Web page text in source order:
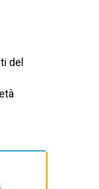
del